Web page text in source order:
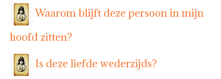
Waarom blijft deze persoon in mijn
hoofd zitten?
Is deze liefde wederzijds?